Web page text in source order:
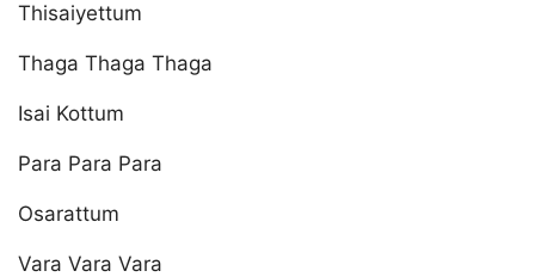
Thisaiyettum
Thaga Thaga Thaga
Isai Kottum
Para Para Para
Osarattum
Vara Vara Vara